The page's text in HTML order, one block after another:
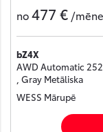
no477 € /
bZ4X
AWD Automatic
, Gray Metāliska
WESS Mārupē